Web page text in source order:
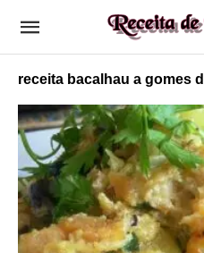
receita bacalhau a gomes